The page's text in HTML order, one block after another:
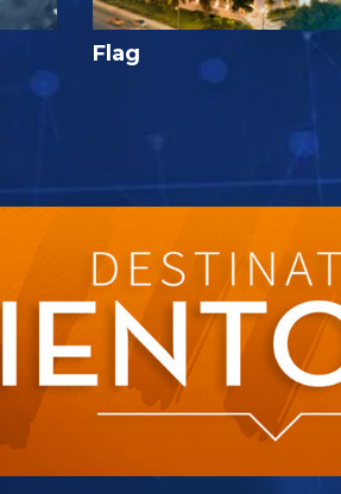
Flag